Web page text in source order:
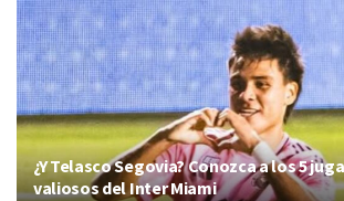
¿Y Telasco Segovia? Conozca a los 5
valiosos del Inter Miami